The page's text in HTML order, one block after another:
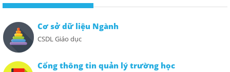
Cơ sở dữ liệu Ngành
CSDL Giáo dục
Cổng thông tin quản lý trường học